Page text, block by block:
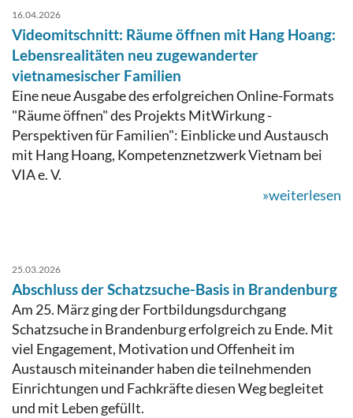
16.04.2026
Videomitschnitt: Räume öffnen mit Hang Hoang:
Lebensrealitäten neu zugewanderter
vietnamesischer Familien
Eine neue Ausgabe des erfolgreichen Online-Formats
"Räume öffnen" des Projekts MitWirkung -
Perspektiven für Familien": Einblicke und Austausch
mit Hang Hoang, Kompetenznetzwerk Vietnam bei
VIA e. V.
»weiterlesen
25.03.2026
Abschluss der Schatzsuche-Basis in Brandenburg
Am 25. März ging der Fortbildungsdurchgang
Schatzsuche in Brandenburg erfolgreich zu Ende. Mit
viel Engagement, Motivation und Offenheit im
Austausch miteinander haben die teilnehmenden
Einrichtungen und Fachkräfte diesen Weg begleitet
und mit Leben gefüllt.